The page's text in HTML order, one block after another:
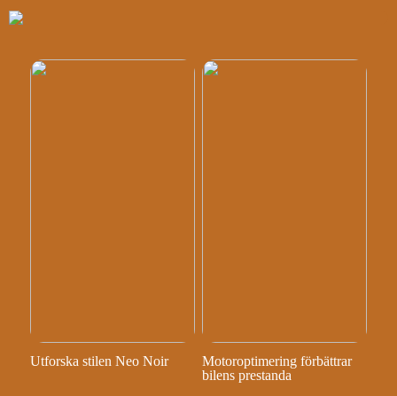
Utforska stilen Neo Noir
Motoroptimering förbättrar
bilens prestanda